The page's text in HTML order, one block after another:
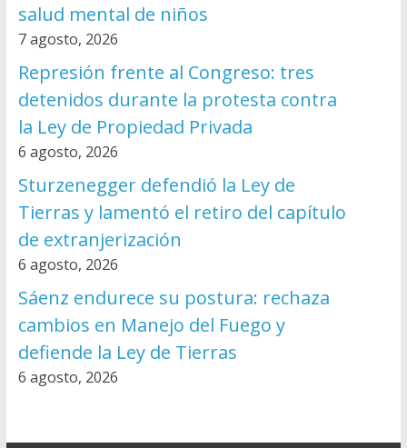
salud mental de niños
7 agosto, 2026
Represión frente al Congreso: tres
detenidos durante la protesta contra
la Ley de Propiedad Privada
6 agosto, 2026
Sturzenegger defendió la Ley de
Tierras y lamentó el retiro del capítulo
de extranjerización
6 agosto, 2026
Sáenz endurece su postura: rechaza
cambios en Manejo del Fuego y
defiende la Ley de Tierras
6 agosto, 2026